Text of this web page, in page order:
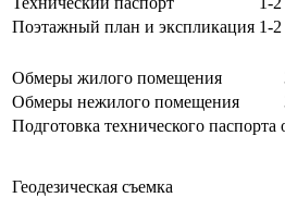
Поэтажный план и экспликация 1-
Обмеры жилого помещения
Обмеры нежилого помещения
Подготовка технического паспорта
Геодезическая съемка